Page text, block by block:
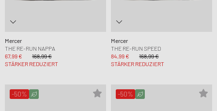
Mercer
THE RE-RUN NAPPA
67,99 €
168,99 €
STÄRKER REDUZIERT
Mercer
THE RE-RUN SPEED
84,99 €
168,99 €
STÄRKER REDUZIERT
-50% -50%